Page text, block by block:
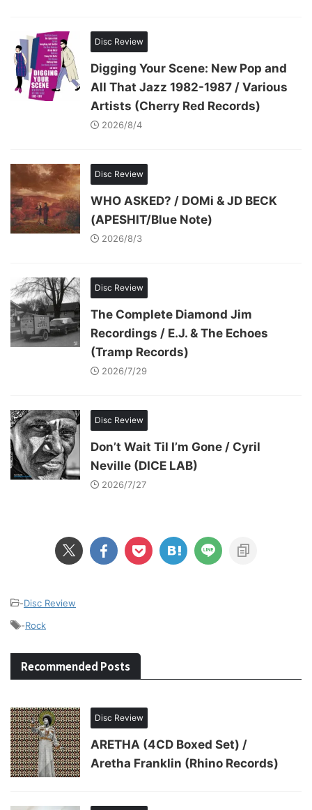
Disc Review
Digging Your Scene: New Pop and
All That Jazz 1982-1987 / Various
Artists (Cherry Red Records)
2026/8/4
Disc Review
WHO ASKED? / DOMi & JD BECK
(APESHIT/Blue Note)
2026/8/3
Disc Review
The Complete Diamond Jim
Recordings / E.J. & The Echoes
(Tramp Records)
2026/7/29
Disc Review
Don’t Wait Til I’m Gone / Cyril
Neville (DICE LAB)
2026/7/27
-Disc Review
-Rock
Recommended Posts
Disc Review
ARETHA (4CD Boxed Set) /
Aretha Franklin (Rhino Records)